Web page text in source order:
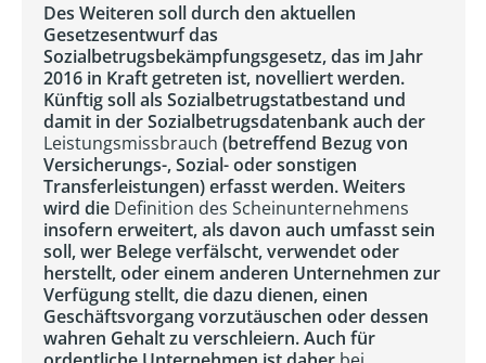
Des Weiteren soll durch den aktuellen
Gesetzesentwurf das
Sozialbetrugsbekämpfungsgesetz, das im Jahr
2016 in Kraft getreten ist, novelliert werden.
Künftig soll als Sozialbetrugstatbestand und
damit in der Sozialbetrugsdatenbank auch der
Leistungsmissbrauch (betreffend Bezug von
Versicherungs-, Sozial- oder sonstigen
Transferleistungen) erfasst werden. Weiters
wird die Definition des Scheinunternehmens
insofern erweitert, als davon auch umfasst sein
soll, wer Belege verfälscht, verwendet oder
herstellt, oder einem anderen Unternehmen zur
Verfügung stellt, die dazu dienen, einen
Geschäftsvorgang vorzutäuschen oder dessen
wahren Gehalt zu verschleiern. Auch für